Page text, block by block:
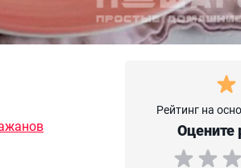
Рейтинг на
Оцените